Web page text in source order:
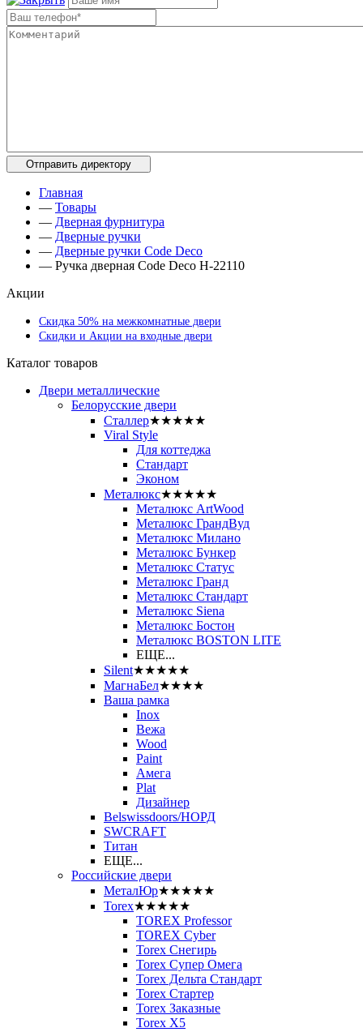
Главная
— Товары
— Дверная фурнитура
— Дверные ручки
— Дверные ручки Code Deco
— Ручка дверная Code Deco H-22110
Акции
Скидка 50% на межкомнатные двери
Скидки и Акции на входные двери
Каталог товаров
Двери металлические
Белорусские двери
Сталлер★★★★★
Viral Style
Для коттеджа
Стандарт
Эконом
Металюкс★★★★★
Металюкс ArtWood
Металюкс ГрандВуд
Металюкс Милано
Металюкс Бункер
Металюкс Статус
Металюкс Гранд
Металюкс Стандарт
Металюкс Siena
Металюкс Бостон
Металюкс BOSTON LITE
ЕЩЕ...
Silent★★★★★
МагнаБел★★★★
Ваша рамка
Inox
Вежа
Wood
Paint
Амега
Plat
Дизайнер
Belswissdoors/НОРД
SWCRAFT
Титан
ЕЩЕ...
Российские двери
МеталЮр★★★★★
Torex★★★★★
TOREX Professor
TOREX Cyber
Torex Снегирь
Torex Супер Омега
Torex Дельта Стандарт
Torex Стартер
Torex Заказные
Torex Х5